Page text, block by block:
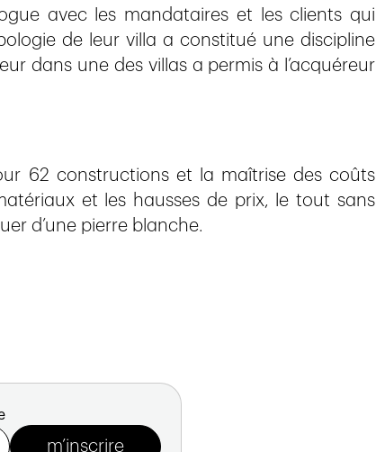
avec les mandataires et les clients qui
de leur villa a constitué une discipline
dans une des villas a permis à l’acquéreur
62 constructions et la maîtrise des coûts
et les hausses de prix, le tout sans
d’une pierre blanche.